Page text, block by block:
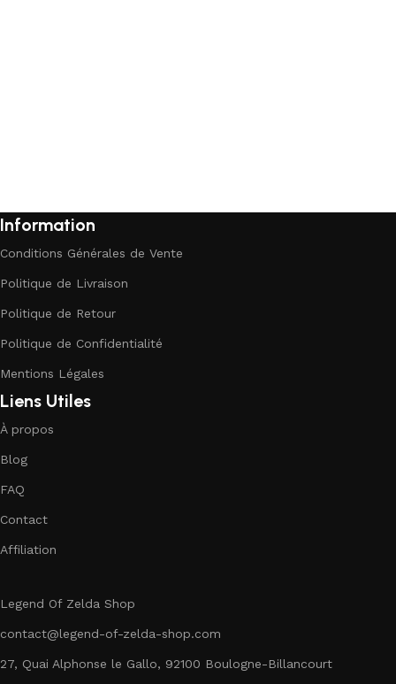
Information
Conditions Générales de Vente
Politique de Livraison
Politique de Retour
Politique de Confidentialité
Mentions Légales
Liens Utiles
À propos
Blog
FAQ
Contact
Affiliation
Legend Of Zelda Shop
contact@legend-of-zelda-shop.com
27, Quai Alphonse le Gallo, 92100 Boulogne-Billancourt